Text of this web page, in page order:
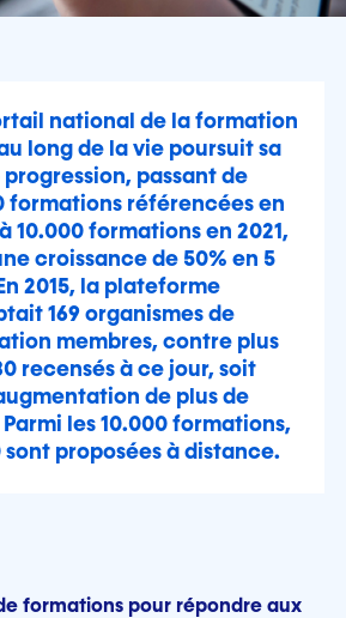
national de la formation
long de la vie poursuit sa
progression, passant de
formations référencées en
10.000 formations en 2021,
croissance de 50% en 5
2015, la plateforme
169 organismes de
membres, contre plus
recensés à ce jour, soit
de plus de
Parmi les 10.000 formations,
sont proposées à distance.
formations pour répondre aux